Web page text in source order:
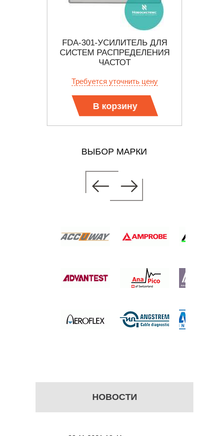
НОВОСТИ
FDA-301-УСИЛИТЕЛЬ ДЛЯ
СИСТЕМ РАСПРЕДЕЛЕНИЯ
ЧАСТОТ
Требуется уточнить цену
В корзину
ВЫБОР МАРКИ